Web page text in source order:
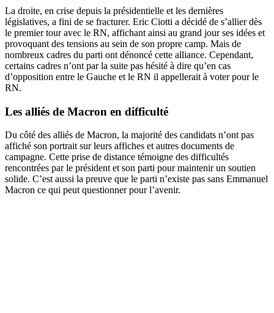
La droite, en crise depuis la présidentielle et les dernières
législatives, a fini de se fracturer. Eric Ciotti a décidé de s’allier dès
le premier tour avec le RN, affichant ainsi au grand jour ses idées et
provoquant des tensions au sein de son propre camp. Mais de
nombreux cadres du parti ont dénoncé cette alliance. Cependant,
certains cadres n’ont par la suite pas hésité à dire qu’en cas
d’opposition entre le Gauche et le RN il appellerait à voter pour le
RN.
Les alliés de Macron en difficulté
Du côté des alliés de Macron, la majorité des candidats n’ont pas
affiché son portrait sur leurs affiches et autres documents de
campagne. Cette prise de distance témoigne des difficultés
rencontrées par le président et son parti pour maintenir un soutien
solide. C’est aussi la preuve que le parti n’existe pas sans Emmanuel
Macron ce qui peut questionner pour l’avenir.